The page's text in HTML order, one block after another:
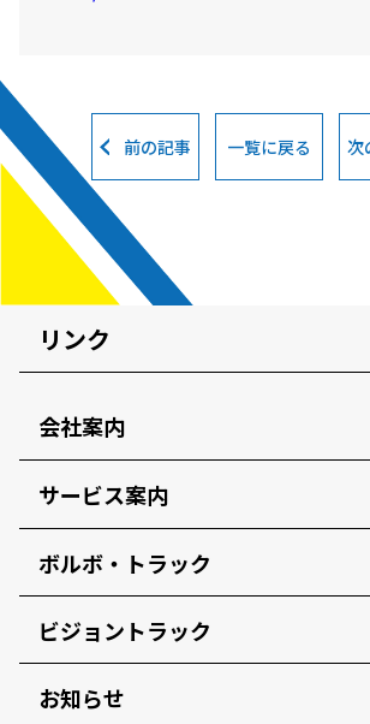
前の記事 一覧に戻る 次
リンク
会社案内
サービス案内
ボルボ・トラック
ビジョントラック
お知らせ